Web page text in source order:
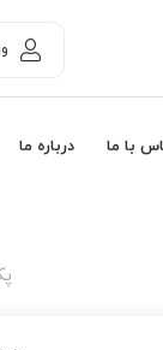
با ما درباره ما